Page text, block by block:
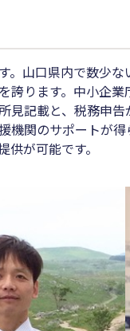
。山口県内で数少
誇ります。中小企
見記載と、税務申
機関のサポートが
が可能です。